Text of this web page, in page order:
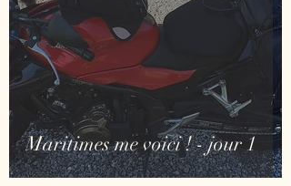
Maritimes me voici ! - jour 1